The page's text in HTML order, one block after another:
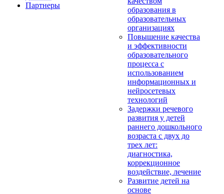
Партнеры
образования в
образовательных
организациях
Повышение качества
и эффективности
образовательного
процесса с
использованием
информационных и
нейросетевых
технологий
Задержки речевого
развития у детей
раннего дошкольного
возраста с двух до
трех лет:
диагностика,
коррекционное
воздействие, лечение
Развитие детей на
основе